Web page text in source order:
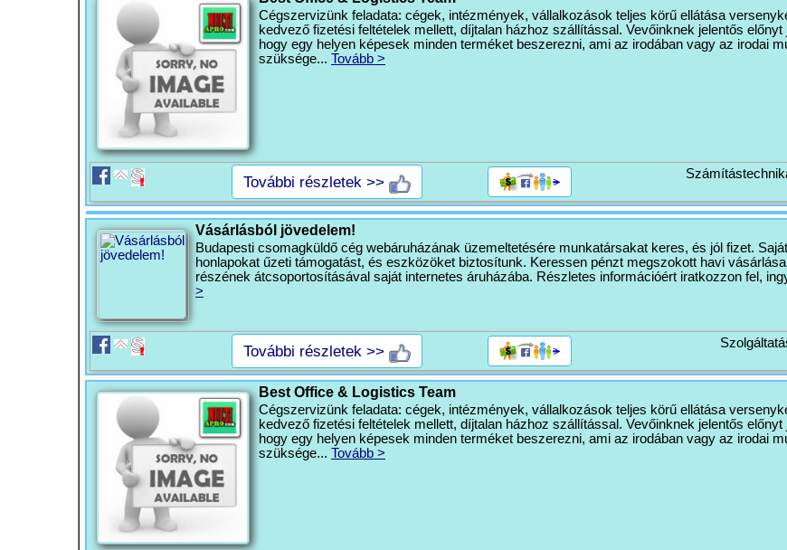
Cégszervizünk feladata: cégek, intézmények, vállalkozások teljes körű ellátása
kedvező fizetési feltételek mellett, díjtalan házhoz szállítással. Vevőinknek jelentős előnyt
hogy egy helyen képesek minden terméket beszerezni, ami az irodában vagy az irodai
szüksége... Tovább >
További részletek >>
Vásárlásból jövedelem!
Budapesti csomagküldő cég webáruházának üzemeltetésére munkatársakat keres, és jól fizet. Saját
honlapokat űzeti támogatást, és eszközöket biztosítunk. Keressen pénzt megszokott havi
részének átcsoportosításával saját internetes áruházába. Részletes információért iratkozzon fel,
>
További részletek >>
Best Office & Logistics Team
Cégszervizünk feladata: cégek, intézmények, vállalkozások teljes körű ellátása
kedvező fizetési feltételek mellett, díjtalan házhoz szállítással. Vevőinknek jelentős előnyt
hogy egy helyen képesek minden terméket beszerezni, ami az irodában vagy az irodai
szüksége... Tovább >